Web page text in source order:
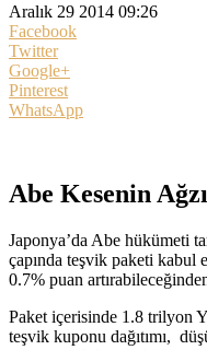
Aralık 29 2014 09:26
Facebook
Twitter
Google+
Pinterest
WhatsApp
Abe Kesenin
Japonya’da Abe hükümeti
çapında teşvik paketi kabul
0.7% puan
Paket içerisinde 1.8 trilyon
teşvik kuponu dağıtımı,